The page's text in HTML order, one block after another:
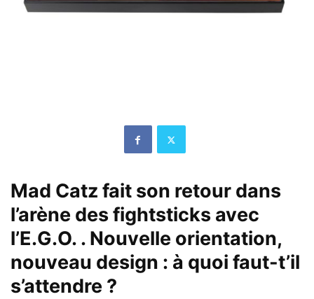
Mad Catz fait son retour dans
l’arène des fightsticks avec
l’E.G.O. . Nouvelle orientation,
nouveau design : à quoi faut-t’il
s’attendre ?